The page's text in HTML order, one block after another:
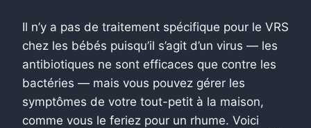
Il n’y a pas de traitement spécifique pour le VRS
chez les bébés puisqu’il s’agit d’un virus — les
antibiotiques ne sont efficaces que contre les
bactéries — mais vous pouvez gérer les
symptômes de votre tout-petit à la maison,
comme vous le feriez pour un rhume. Voici